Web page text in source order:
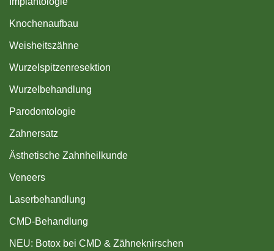
Knochenaufbau
Weisheitszähne
Wurzelspitzenresektion
Wurzelbehandlung
Parodontologie
Zahnersatz
Ästhetische Zahnheilkunde
Veneers
Laserbehandlung
CMD-Behandlung
NEU: Botox bei CMD & Zähneknirschen